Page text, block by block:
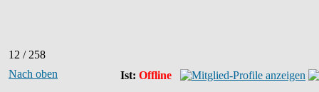
12 / 258
Nach oben Ist: Offline